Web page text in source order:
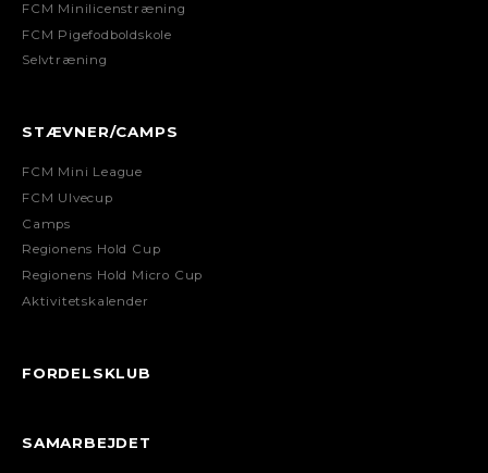
FCM Minilicenstræning
FCM Pigefodboldskole
Selvtræning
STÆVNER/CAMPS
FCM Mini League
FCM Ulvecup
Camps
Regionens Hold Cup
Regionens Hold Micro Cup
Aktivitetskalender
FORDELSKLUB
SAMARBEJDET